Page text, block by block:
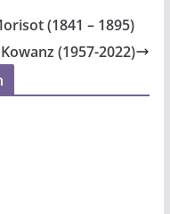
(1841 – 1895)
(1957-2022)